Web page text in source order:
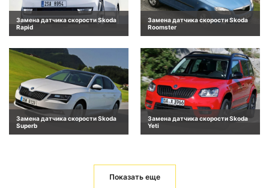
Замена датчика скорости Skoda
Rapid
Замена датчика скорости Skoda
Roomster
Замена датчика скорости Skoda
Superb
Замена датчика скорости Skoda
Yeti
Показать еще